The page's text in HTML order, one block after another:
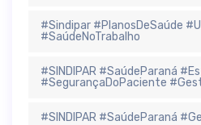
#Sindipar #PlanosDeSaúde
#SaúdeNoTrabalho
#SINDIPAR #SaúdeParaná
#SegurançaDoPaciente
#SINDIPAR #SaúdeParaná